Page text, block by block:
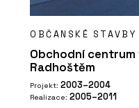
OBČANSKÉ STAVBY
Obchodní centrum
Radhoštěm
Projekt: 2003–2004
Realizace: 2005–2011